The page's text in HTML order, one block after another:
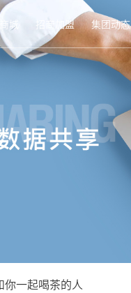
城 招商加盟 集团动态
你一起喝茶的人